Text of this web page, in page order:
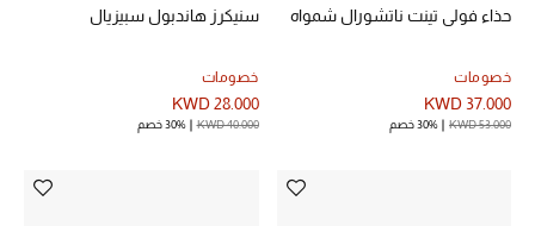
أحذية مختارة
تسوقوا الأحذية
حذاء فولي تينت ناتشورال شمواه
خصومات
KWD 37.000
KWD 53.000 30% خصم
سنيكرز هاندبول سبيزيال
خصومات
KWD 28.000
KWD 40.000 30% خصم